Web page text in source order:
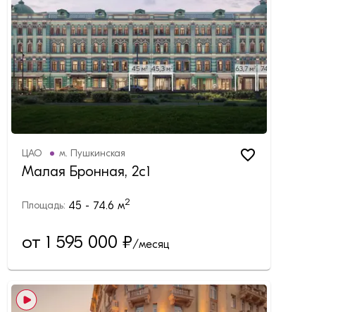
ЦАО м. Пушкинская
Малая Бронная, 2с1
Площадь: 45 - 74.6 м2
от 1 595 000 ₽/месяц